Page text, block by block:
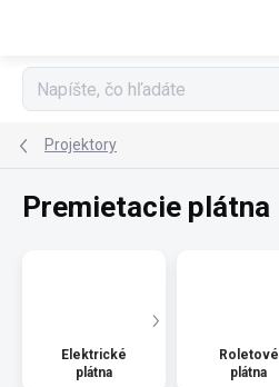
Projektory
Premietacie plátna
Elektrické
plátna
Roletové
plátna